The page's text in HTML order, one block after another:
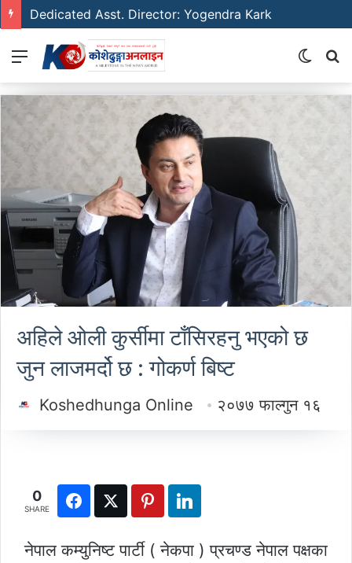
Dedicated Asst. Director: Yogendra Kark
Menu
Switch
अहिले ओली कुर्सीमा टाँसिरहनु भएको छ
जुन लाजमर्दो छ : गोकर्ण बिष्ट
Koshedhunga Online २०७७ फाल्गुन १६
0
SHARE
नेपाल कम्युनिष्ट पार्टी ( नेकपा ) प्रचण्ड नेपाल पक्षका